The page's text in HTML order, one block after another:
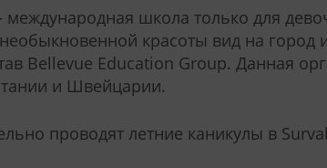
международная школа только для
красоты вид на
Bellevue Education Group. Данная
и Швейцарии.
проводят летние каникулы в